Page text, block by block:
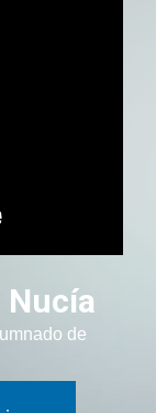
Nucía
de